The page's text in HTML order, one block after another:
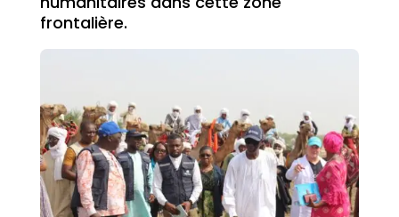
frontalière.